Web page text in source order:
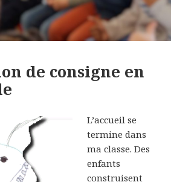
de consigne en
L’accueil se
termine dans
ma classe. Des
enfants
construisent